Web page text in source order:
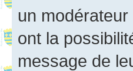
un
ont la
message de